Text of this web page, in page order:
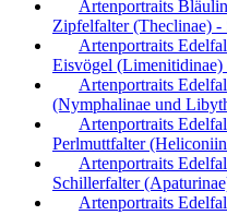
Artenportraits
Zipfelfalter (Theclinae) -
Artenportraits
Eisvögel (Limenitidinae)
Artenportraits
(Nymphalinae und
Artenportraits
Perlmuttfalter
Artenportraits
Schillerfalter
Artenportraits